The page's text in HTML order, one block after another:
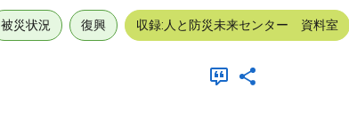
被災状況 復興 収録:人と防災未来センター 資料室